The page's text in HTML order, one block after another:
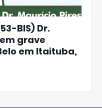
BIS) Dr.
grave
em Itaituba,